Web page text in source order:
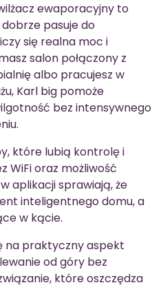
ewaporacyjny to
pasuje do
się realna moc i
salon połączony z
albo pracujesz w
Karl big pomoże
bez intensywnego
które lubią kontrolę i
WiFi oraz możliwość
aplikacji sprawiają, że
inteligentnego domu, a
w kącie.
na praktyczny aspekt
od góry bez
które oszczędza